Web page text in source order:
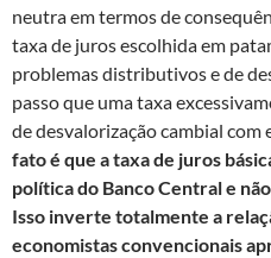
neutra em termos de
taxa de juros escolhida em
problemas distributivos e de
passo que uma taxa
de desvalorização cambial
fato é que a taxa de juros
política do Banco Central e
Isso inverte totalmente a
economistas convencionais